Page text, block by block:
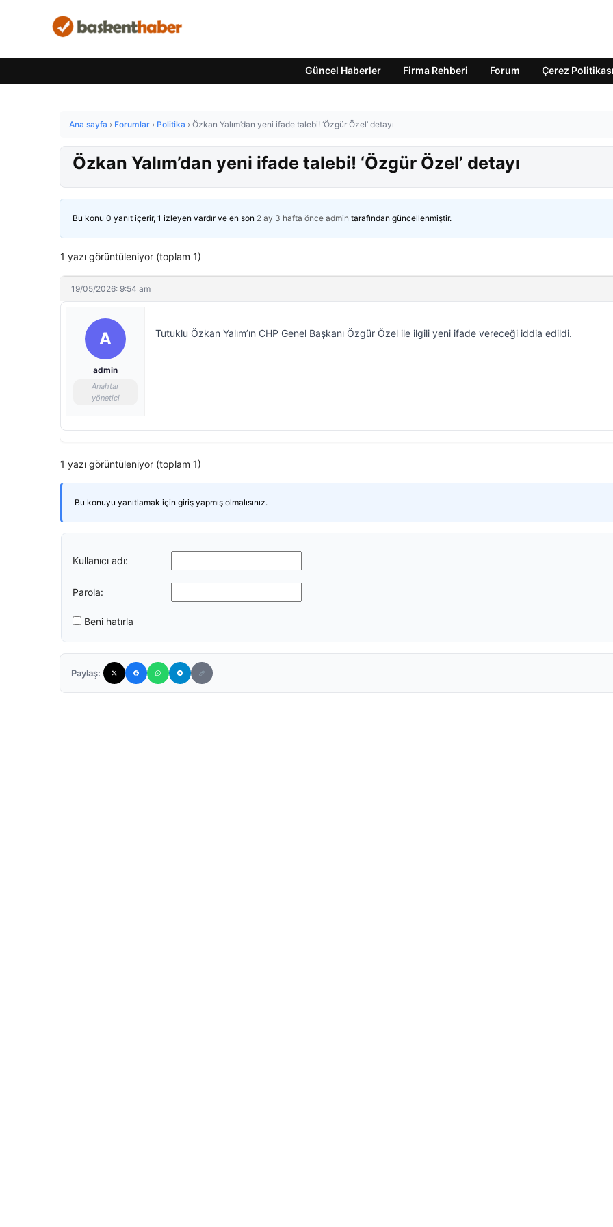
Güncel Haberler Firma Rehberi Forum Çerez Politikası
Ana sayfa › Forumlar › Politika › Özkan Yalım’dan yeni ifade talebi! ‘Özgür Özel’ detayı
Özkan Yalım’dan yeni ifade talebi! ‘Özgür Özel’ detayı
Bu konu 0 yanıt içerir, 1 izleyen vardır ve en son 2 ay 3 hafta önce admin tarafından güncellenmiştir.
1 yazı görüntüleniyor (toplam 1)
19/05/2026: 9:54 am
A
admin
Anahtar
yönetici
Tutuklu Özkan Yalım’ın CHP Genel Başkanı Özgür Özel ile ilgili yeni ifade vereceği iddia edildi.
1 yazı görüntüleniyor (toplam 1)
Bu konuyu yanıtlamak için giriş yapmış olmalısınız.
Kullanıcı adı:
Parola:
Beni hatırla
Paylaş: